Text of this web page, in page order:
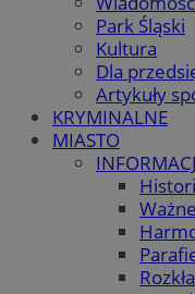
Park Śląski
Kultura
Dla
Artykuły
KRYMINALNE
MIASTO